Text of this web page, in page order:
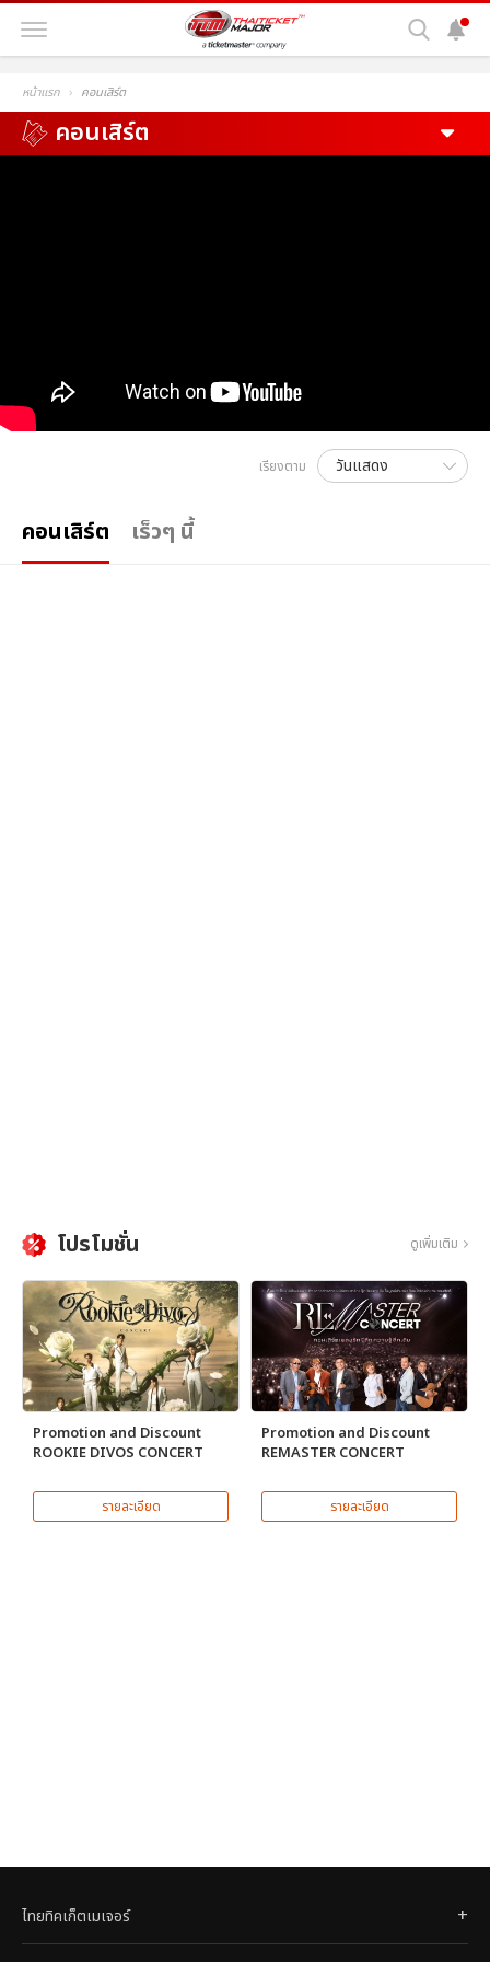
หน้าแรก คอนเสิร์ต
คอนเสิร์ต
เรียงตาม
คอนเสิร์ต เร็วๆ นี้
โปรโมชั่น ดูเพิ่มเติม
Promotion and Discount
ROOKIE DIVOS CONCERT
รายละเอียด
Promotion and Discount
REMASTER CONCERT
รายละเอียด
ไทยทิคเก็ตเมเจอร์